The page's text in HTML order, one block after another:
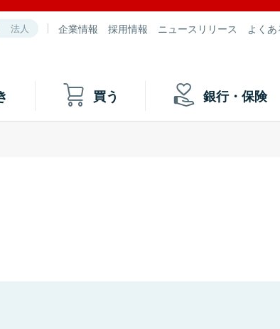
法人 企業情報 採用情報 ニュースリリース よく
買う 銀行・保険